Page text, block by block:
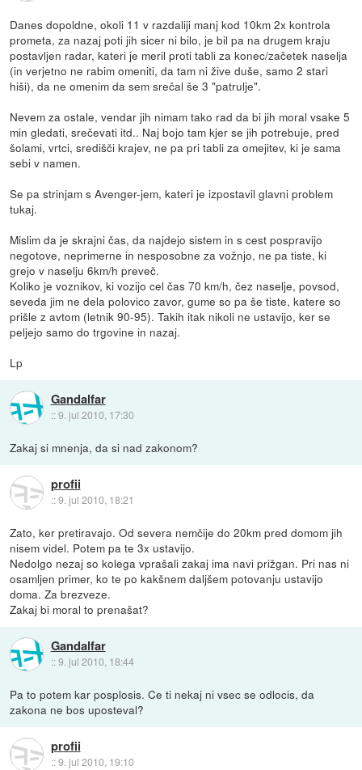
Danes dopoldne, okoli 11 v razdaliji manj kod 10km 2x kontrola
prometa, za nazaj poti jih sicer ni bilo, je bil pa na drugem kraju
postavljen radar, kateri je meril proti tabli za konec/začetek naselja
(in verjetno ne rabim omeniti, da tam ni žive duše, samo 2 stari
hiši), da ne omenim da sem srečal še 3 "patrulje".
Nevem za ostale, vendar jih nimam tako rad da bi jih moral vsake 5
min gledati, srečevati itd.. Naj bojo tam kjer se jih potrebuje, pred
šolami, vrtci, središči krajev, ne pa pri tabli za omejitev, ki je sama
sebi v namen.
Se pa strinjam s Avenger-jem, kateri je izpostavil glavni problem
tukaj.
Mislim da je skrajni čas, da najdejo sistem in s cest pospravijo
negotove, neprimerne in nesposobne za vožnjo, ne pa tiste, ki
grejo v naselju 6km/h preveč.
Koliko je voznikov, ki vozijo cel čas 70 km/h, čez naselje, povsod,
seveda jim ne dela polovico zavor, gume so pa še tiste, katere so
prišle z avtom (letnik 90-95). Takih itak nikoli ne ustavijo, ker se
peljejo samo do trgovine in nazaj.
Lp
Gandalfar
::9. jul 2010, 17:30
Zakaj si mnenja, da si nad zakonom?
profii
::9. jul 2010, 18:21
Zato, ker pretiravajo. Od severa nemčije do 20km pred domom jih
nisem videl. Potem pa te 3x ustavijo.
Nedolgo nezaj so kolega vprašali zakaj ima navi prižgan. Pri nas ni
osamljen primer, ko te po kakšnem daljšem potovanju ustavijo
doma. Za brezveze.
Zakaj bi moral to prenašat?
Gandalfar
::9. jul 2010, 18:44
Pa to potem kar posplosis. Ce ti nekaj ni vsec se odlocis, da
zakona ne bos uposteval?
profii
::9. jul 2010, 19:10